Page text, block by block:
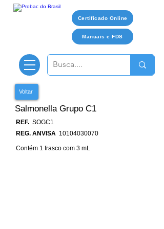
Certificado Online
Manuais e FDS
Voltar
Salmonella Grupo C1
REF. SOGC1
REG. ANVISA 10104030070
Contém 1 frasco com 3 mL